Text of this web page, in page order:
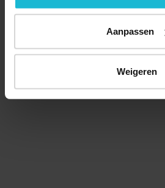
Aanpassen
Weigeren
© 2026 Stichting Forten
Over ons
Doneer nu
Forten.nl wordt ondersteund door de